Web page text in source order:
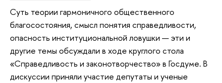
Суть теории гармоничного общественного
благосостояния, смысл понятия справедливости,
опасность институциональной ловушки — эти и
другие темы обсуждали в ходе круглого стола
«Справедливость и законотворчество» в Госдуме. В
дискуссии приняли участие депутаты и ученые